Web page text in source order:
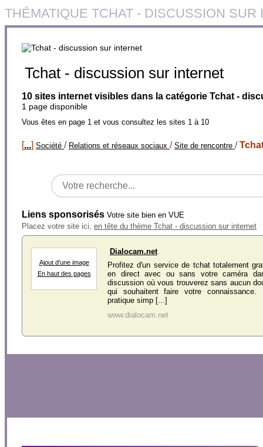
THÉMATIQUE TCHAT - DISCUSSION SUR
Tchat - discussion sur internet
10 sites internet visibles dans la catégorie Tchat -
1 page disponible
Vous êtes en page 1 et vous consultez les sites 1 à 10
[...] Société / Relations et réseaux sociaux / Site de rencontre /
Liens sponsorisés Votre site bien en VUE
Placez votre site ici, en tête du thème Tchat - discussion sur internet
Ajout d'une image
En haut des pages
Dialocam.net
Profitez d'un service de tchat totalement
en direct avec ou sans votre caméra
discussion où vous trouverez sans aucun
qui souhaitent faire votre connaissance.
pratique simp [...]
www.dialocam.net